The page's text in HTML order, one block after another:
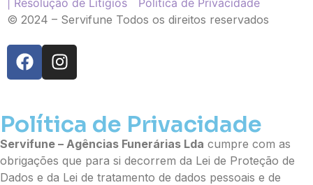
© 2024 – Servifune Todos os direitos reservados
Opção 1 (€25)
Opção 7 (€55)
Opção 8 (€60)
Opção 9 (€65)
Palma:
Política de Privacidade
Servifune – Agências Funerárias Lda cumpre com as
obrigações que para si decorrem da Lei de Proteção de
Dados e da Lei de tratamento de dados pessoais e de